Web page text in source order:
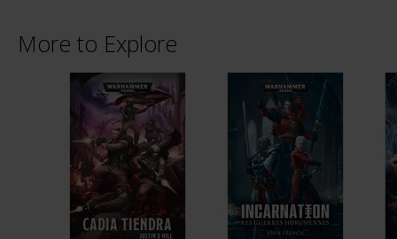
More to Explore